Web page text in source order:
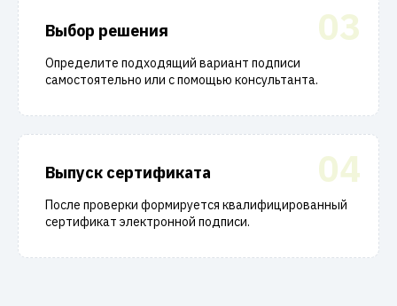
03
Выбор решения
Определите подходящий вариант подписи
самостоятельно или с помощью консультанта.
04
Выпуск сертификата
После проверки формируется квалифицированный
сертификат электронной подписи.